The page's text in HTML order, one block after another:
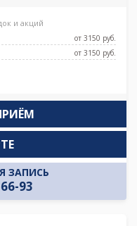
и акций
от 3150 pуб.
от 3150 pуб.
ЗАПИСЬ
93